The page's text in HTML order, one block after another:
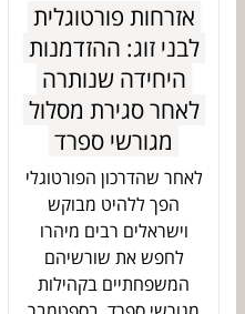
אזרחות פורטוגלית
לבני זוג: ההזדמנות
היחידה שנותרה
לאחר סגירת מסלול
מגורשי ספרד
לאחר שהדרכון הפורטוגלי
הפך ללהיט מבוקש
וישראלים רבים מיהרו
לחפש את שורשיהם
המשפחתיים בקהילות